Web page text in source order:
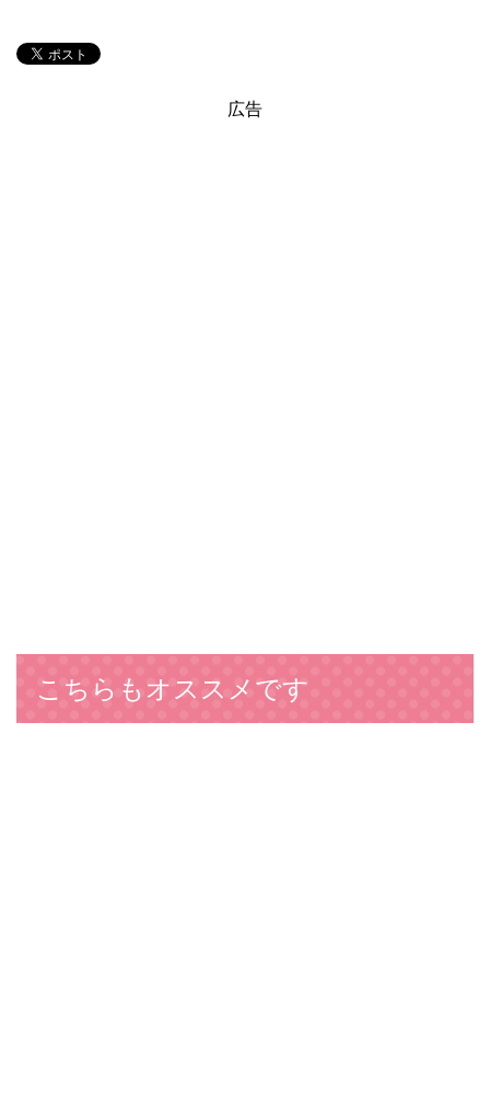
広告
こちらもオススメです